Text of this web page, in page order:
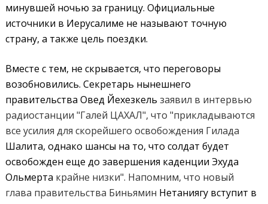
минувшей ночью за границу. Официальные
источники в Иерусалиме не называют точную
страну, а также цель поездки.
Вместе с тем, не скрывается, что переговоры
возобновились. Секретарь нынешнего
правительства Овед Йехезкель заявил в интервью
радиостанции "Галей ЦАХАЛ", что "прикладываются
все усилия для скорейшего освобождения Гилада
Шалита, однако шансы на то, что солдат будет
освобожден еще до завершения каденции Эхуда
Ольмерта крайне низки". Напомним, что новый
глава правительства Биньямин Нетаниягу вступит в